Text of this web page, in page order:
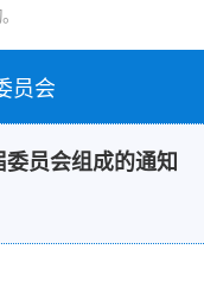
员会
员会组成的通知